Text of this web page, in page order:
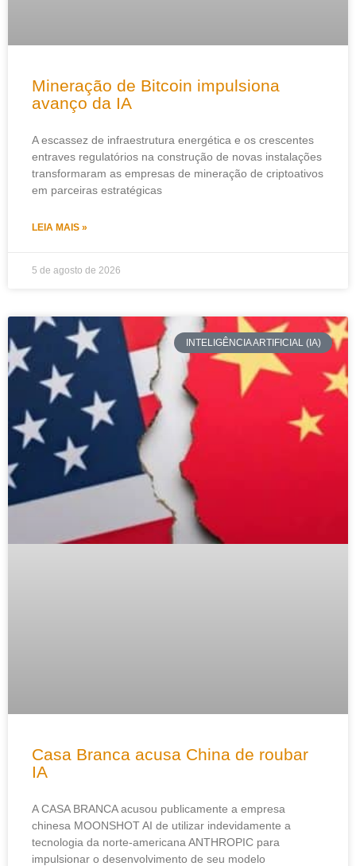
Mineração de Bitcoin impulsiona
avanço da IA
A escassez de infraestrutura energética e os crescentes
entraves regulatórios na construção de novas instalações
transformaram as empresas de mineração de criptoativos
em parceiras estratégicas
LEIA MAIS »
5 de agosto de 2026
INTELIGÊNCIA ARTIFICIAL (IA)
Casa Branca acusa China de roubar
IA
A CASA BRANCA acusou publicamente a empresa
chinesa MOONSHOT AI de utilizar indevidamente a
tecnologia da norte-americana ANTHROPIC para
impulsionar o desenvolvimento de seu modelo